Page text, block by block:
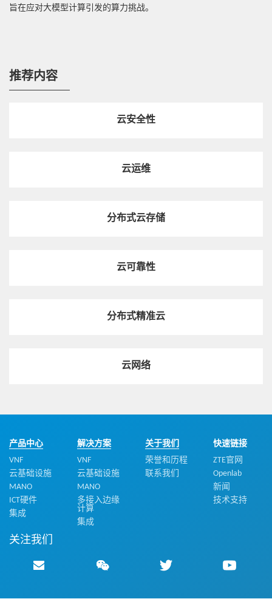
热点技术
热点技术
中兴通讯Common Edge一体机，打造MEC一站式解
来看看Common Edge为5G To B市场做了啥
MEC一体化机柜
稳如磐石，分布式存储为云化核心网保驾护航
旨在应对大模型计算引发的算力挑战。
推荐内容
云安全性
云运维
分布式云存储
云可靠性
分布式精准云
云网络
产品中心
VNF
云基础设施
MANO
ICT硬件
集成
解决方案
VNF
云基础设施
MANO
多接入边缘
计算
集成
关于我们
荣誉和历程
联系我们
快速链接
ZTE官网
Openlab
新闻
技术支持
关注我们